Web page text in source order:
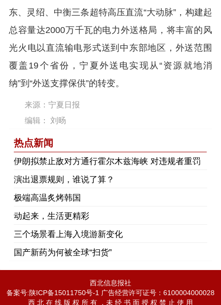
东、灵绍、中衡三条超特高压直流“大动脉”，构建起
总容量达2000万千瓦的电力外送格局，将丰富的风
光火电以直流输电形式送到中东部地区，外送范围
覆盖19个省份，宁夏外送电实现从“资源就地消
纳”到“外送支撑保供”的转变。
来源：宁夏日报
编辑： 刘旸
热点新闻
伊朗拟禁止敌对方通行霍尔木兹海峡 对违规者重罚
演出退票规则，谁说了算？
极端高温炙烤韩国
动起来，生活更精彩
三个场景看上海入境游新变化
国产新药为何被全球“扫货”
西北信息报社
备案号:陕ICP备15011750号-1 广告经营许可证号：6100004000028
西 北 在 线 版 权 所 有 ，未 经 书 面 授 权 禁 止 使 用